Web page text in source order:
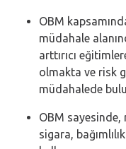
OBM
müdahale
arttırıcı
olmakta ve risk
müdahalede
OBM
sigara,